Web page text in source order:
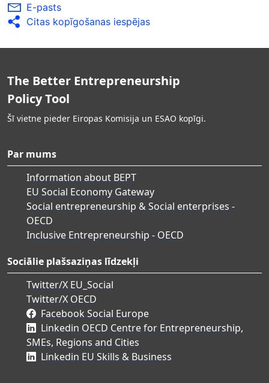
E-pasts
Citas kopīgošanas iespējas
The Better Entrepreneurship
Policy Tool
Šī vietne pieder Eiropas Komisija un ESAO kopīgi.
Par mums
Information about BEPT
EU Social Economy Gateway
Social entrepreneurship & Social enterprises -
OECD
Inclusive Entrepreneurship - OECD
Sociālie plašsaziņas līdzekļi
Twitter/X EU_Social
Twitter/X OECD
Facebook Social Europe
Linkedin OECD Centre for Entrepreneurship,
SMEs, Regions and Cities
Linkedin EU Skills & Business